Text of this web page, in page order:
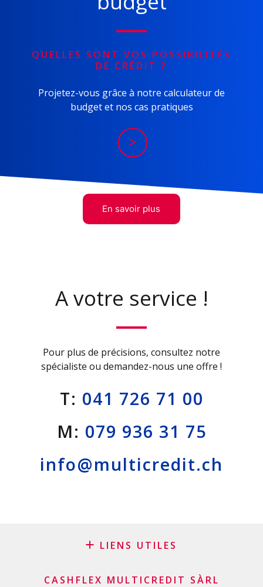
QUELLES SONT VOS POSSIBILITÉS
DE CRÉDIT ?
Projetez-vous grâce à notre calculateur de
budget et nos cas pratiques
>
A votre service !
Pour plus de précisions, consultez notre
spécialiste ou demandez-nous une offre !
T: 041 726 71 00
M: 079 936 31 75
info@multicredit.ch
LIENS UTILES
CASHFLEX MULTICREDIT SÀRL